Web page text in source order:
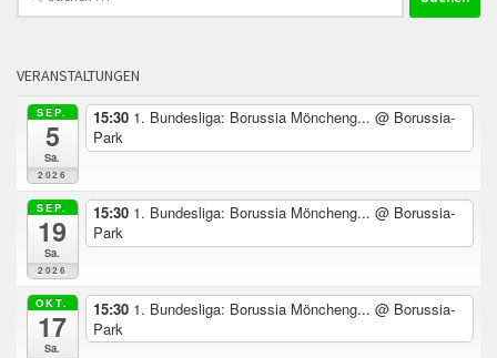
nach:
VERANSTALTUNGEN
SEP.
5
Sa.
2026
15:30 1. Bundesliga: Borussia Möncheng... @ Borussia-
Park
SEP.
19
Sa.
2026
15:30 1. Bundesliga: Borussia Möncheng... @ Borussia-
Park
OKT.
17
Sa.
15:30 1. Bundesliga: Borussia Möncheng... @ Borussia-
Park